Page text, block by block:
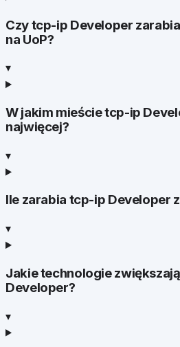
Czy tcp-ip Developer
na UoP?
▾
W jakim mieście tcp-ip
najwięcej?
▾
Ile zarabia tcp-ip Developer
▾
Jakie technologie
Developer?
▾